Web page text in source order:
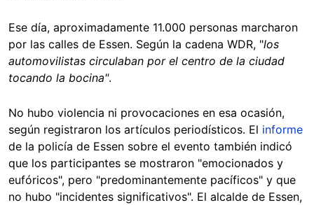
Ese día, aproximadamente 11.000 personas marcharon
por las calles de Essen. Según la cadena WDR, "los
automovilistas circulaban por el centro de la ciudad
tocando la bocina".
No hubo violencia ni provocaciones en esa ocasión,
según registraron los artículos periodísticos. El informe
de la policía de Essen sobre el evento también indicó
que los participantes se mostraron "emocionados y
eufóricos", pero "predominantemente pacíficos" y que
no hubo "incidentes significativos". El alcalde de Essen,